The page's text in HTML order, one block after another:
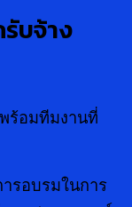
บจ้าง
ร้อมทีมงานที่
ารอบรมในการ